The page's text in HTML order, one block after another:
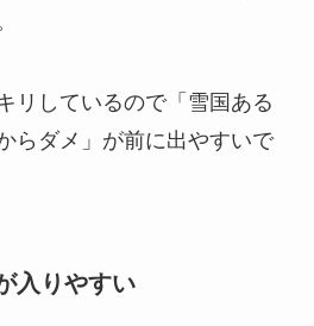
リしているので「雪国ある
らダメ」が前に出やすいで
入りやすい